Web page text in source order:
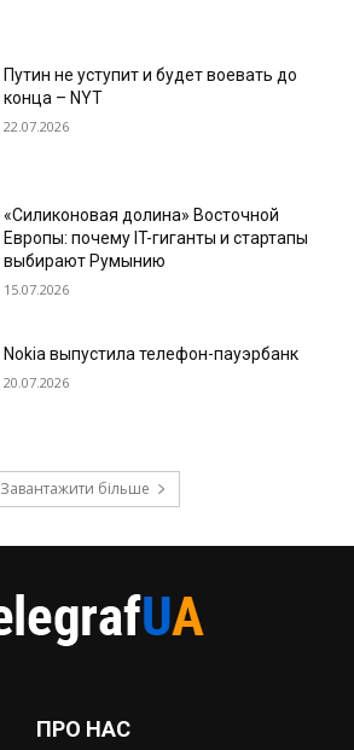
Путин не уступит и будет воевать до
конца – NYT
22.07.2026
«Силиконовая долина» Восточной
Европы: почему IT-гиганты и стартапы
выбирают Румынию
15.07.2026
Nokia выпустила телефон-пауэрбанк
20.07.2026
Завантажити більше
ПРО НАС